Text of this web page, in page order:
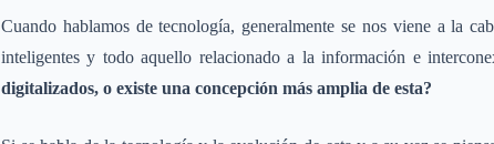
Cuando hablamos de tecnología, generalmente se nos viene a la
inteligentes y todo aquello relacionado a la información e
digitalizados, o existe una concepción más amplia de esta?